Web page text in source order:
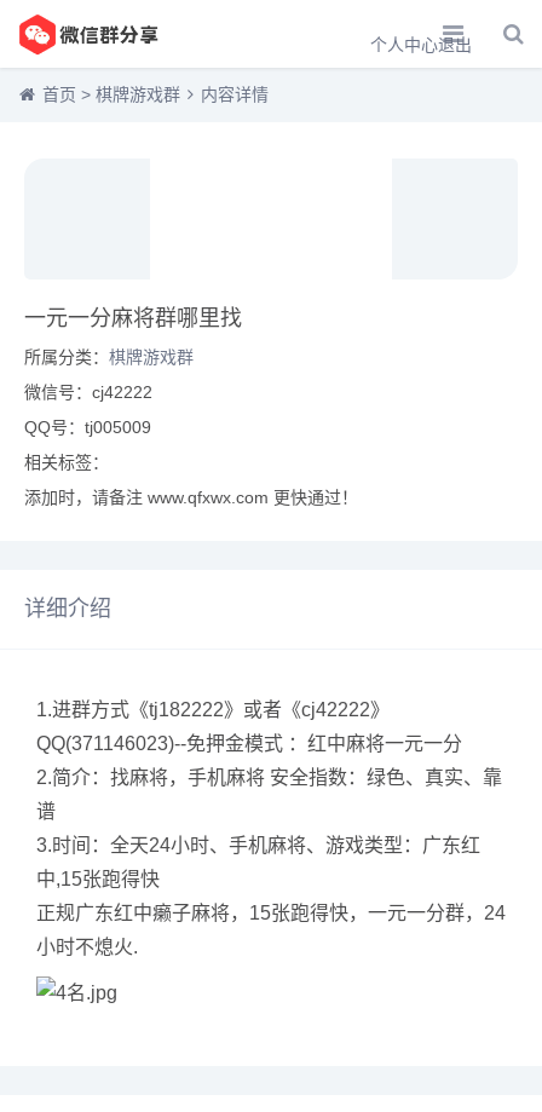
个人中心退出
首页 > 棋牌游戏群 内容详情
一元一分麻将群哪里找
所属分类： 棋牌游戏群
微信号：cj42222
QQ号：tj005009
相关标签：
添加时，请备注 www.qfxwx.com 更快通过！
详细介绍
1.进群方式《tj182222》或者《cj42222》
QQ(371146023)--免押金模式 ：红中麻将一元一分
2.简介：找麻将，手机麻将 安全指数：绿色、真实、靠
谱
3.时间：全天24小时、手机麻将、游戏类型：广东红
中,15张跑得快
正规广东红中癞子麻将，15张跑得快，一元一分群，24
小时不熄火.